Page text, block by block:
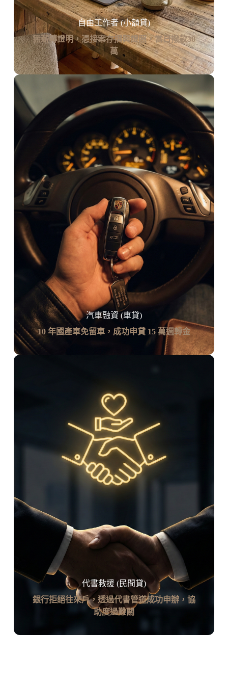
自由工作者 (小額貸)
無薪轉證明，憑接案存摺與證照，當日撥款30
萬
汽車融資 (車貸)
10 年國產車免留車，成功申貸 15 萬週轉金
代書救援 (民間貸)
銀行拒絕往來戶，透過代書管道成功申辦，協
助度過難關